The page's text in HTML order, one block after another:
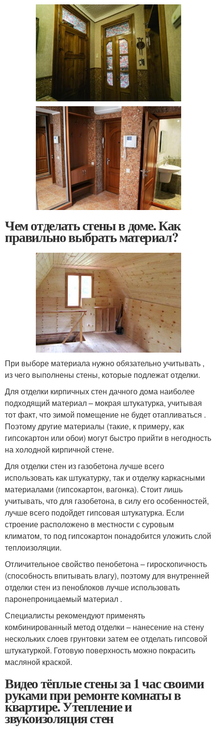
Чем отделать стены в доме. Как
правильно выбрать материал?
При выборе материала нужно обязательно учитывать ,
из чего выполнены стены, которые подлежат отделки.
Для отделки кирпичных стен дачного дома наиболее
подходящий материал – мокрая штукатурка, учитывая
тот факт, что зимой помещение не будет отапливаться .
Поэтому другие материалы (такие, к примеру, как
гипсокартон или обои) могут быстро прийти в негодность
на холодной кирпичной стене.
Для отделки стен из газобетона лучше всего
использовать как штукатурку, так и отделку каркасными
материалами (гипсокартон, вагонка). Стоит лишь
учитывать, что для газобетона, в силу его особенностей,
лучше всего подойдет гипсовая штукатурка. Если
строение расположено в местности с суровым
климатом, то под гипсокартон понадобится уложить слой
теплоизоляции.
Отличительное свойство пенобетона – гироскопичность
(способность впитывать влагу), поэтому для внутренней
отделки стен из пеноблоков лучше использовать
паронепроницаемый материал .
Специалисты рекомендуют применять
комбинированный метод отделки – нанесение на стену
нескольких слоев грунтовки затем ее отделать гипсовой
штукатуркой. Готовую поверхность можно покрасить
масляной краской.
Видео тёплые стены за 1 час своими
руками при ремонте комнаты в
квартире. Утепление и
звукоизоляция стен